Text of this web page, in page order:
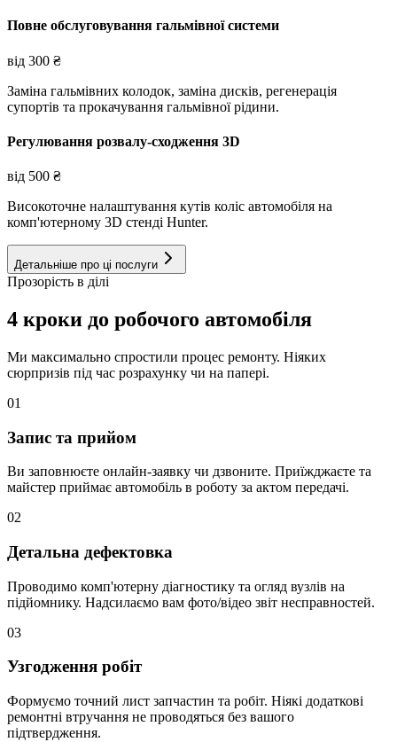
Повне обслуговування гальмівної системи
від 300 ₴
Заміна гальмівних колодок, заміна дисків, регенерація
супортів та прокачування гальмівної рідини.
Регулювання розвалу-сходження 3D
від 500 ₴
Високоточне налаштування кутів коліс автомобіля на
комп'ютерному 3D стенді Hunter.
Детальніше про ці послуги
Прозорість в ділі
4 кроки до робочого автомобіля
Ми максимально спростили процес ремонту. Ніяких
сюрпризів під час розрахунку чи на папері.
01
Запис та прийом
Ви заповнюєте онлайн-заявку чи дзвоните. Приїжджаєте та
майстер приймає автомобіль в роботу за актом передачі.
02
Детальна дефектовка
Проводимо комп'ютерну діагностику та огляд вузлів на
підйомнику. Надсилаємо вам фото/відео звіт несправностей.
03
Узгодження робіт
Формуємо точний лист запчастин та робіт. Ніякі додаткові
ремонтні втручання не проводяться без вашого
підтвердження.